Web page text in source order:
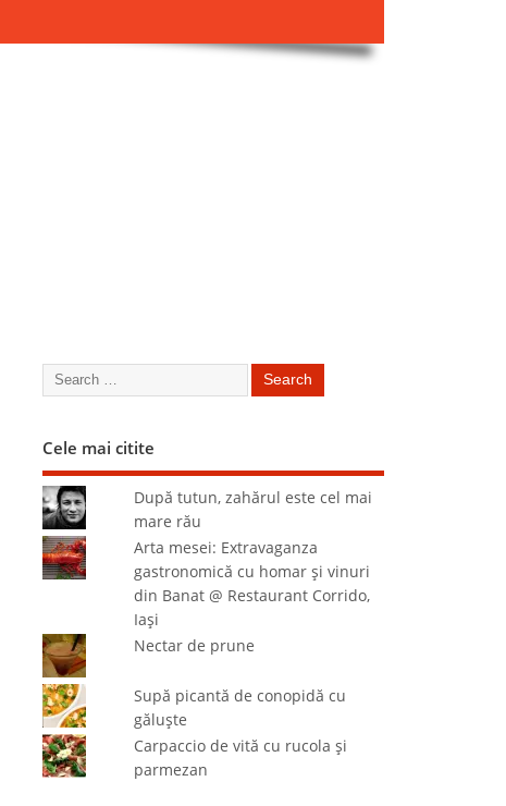
Cele mai citite
După tutun, zahărul este cel mai
mare rău
Arta mesei: Extravaganza
gastronomică cu homar şi vinuri
din Banat @ Restaurant Corrido,
Iaşi
Nectar de prune
Supă picantă de conopidă cu
găluşte
Carpaccio de vită cu rucola şi
parmezan